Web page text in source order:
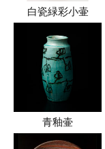
白瓷緑彩小壷
青釉壷